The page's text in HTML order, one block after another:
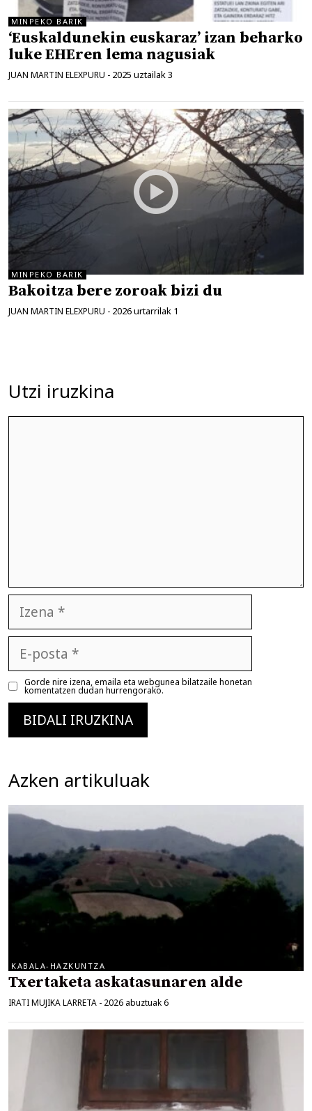
MINPEKO BARIK
‘Euskaldunekin euskaraz’ izan beharko
luke EHEren lema nagusiak
JUAN MARTIN ELEXPURU - 2025 uztailak 3
MINPEKO BARIK
Bakoitza bere zoroak bizi du
JUAN MARTIN ELEXPURU - 2026 urtarrilak 1
Utzi iruzkina
posta
Gorde nire izena, emaila eta webgunea bilatzaile honetan
komentatzen dudan hurrengorako.
Azken artikuluak
KABALA-HAZKUNTZA
Txertaketa askatasunaren alde
IRATI MUJIKA LARRETA - 2026 abuztuak 6